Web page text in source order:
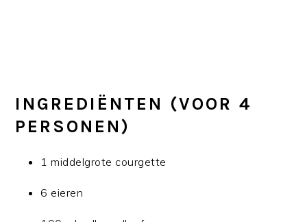
INGREDIËNTEN (VOOR 4
PERSONEN)
1 middelgrote courgette
6 eieren